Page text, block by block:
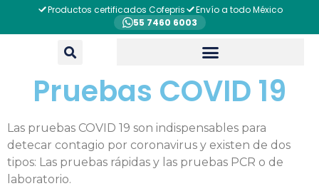
Productos certificados Cofepris
Envío a todo México
55 7460 6003
Pruebas COVID 19
Las pruebas COVID 19 son indispensables para
detecar contagio por coronavirus y existen de dos
tipos: Las pruebas rápidas y las pruebas PCR o de
laboratorio.